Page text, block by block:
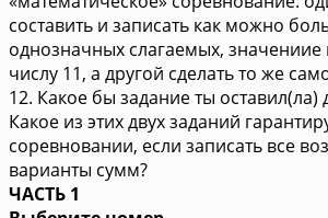
составить и записать как можно
однозначных слагаемых, значениие
числу 11, а другой сделать то же
12. Какое бы задание ты оставил(ла)
Какое из этих двух заданий
соревновании, если записать все
варианты сумм?
ЧАСТЬ 1